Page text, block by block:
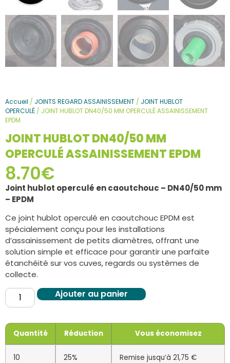
Accueil / JOINTS REGARD ASSAINISSEMENT / JOINT HUBLOT
OPERCULÉ / JOINT HUBLOT DN40/50 MM OPERCULÉ ASSAINISSEMENT
EPDM
JOINT HUBLOT DN40/50 MM
OPERCULÉ ASSAINISSEMENT EPDM
8.70€
Joint hublot operculé en caoutchouc – DN40/50 mm
– EPDM
Ce joint hublot operculé en caoutchouc EPDM est
spécialement conçu pour les installations
d’assainissement de petits diamètres, offrant une
solution simple et efficace pour garantir une parfaite
étanchéité sur vos cuves, regards ou systèmes de
collecte.
Ajouter au panier
Quantité Réduction Vous économisez
10 25% Remise jusqu’à 21,75 €